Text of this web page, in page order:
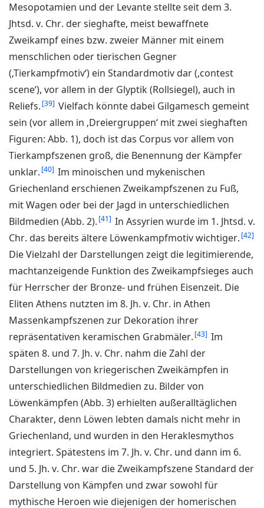
Mesopotamien und der Levante stellte seit dem 3.
Jhtsd. v. Chr. der sieghafte, meist bewaffnete
Zweikampf eines bzw. zweier Männer mit einem
menschlichen oder tierischen Gegner
(‚Tierkampfmotiv‘) ein Standardmotiv dar (‚contest
scene‘), vor allem in der Glyptik (Rollsiegel), auch in
Reliefs. 39 Vielfach könnte dabei Gilgamesch gemeint
sein (vor allem in ‚Dreiergruppen‘ mit zwei sieghaften
Figuren: Abb. 1), doch ist das Corpus vor allem von
Tierkampfszenen groß, die Benennung der Kämpfer
unklar. 40 Im minoischen und mykenischen
Griechenland erschienen Zweikampfszenen zu Fuß,
mit Wagen oder bei der Jagd in unterschiedlichen
Bildmedien (Abb. 2). 41
In Assyrien wurde im 1. Jhtsd. v.
Chr. das bereits ältere Löwenkampfmotiv wichtiger. 42
Die Vielzahl der Darstellungen zeigt die legitimierende,
machtanzeigende Funktion des Zweikampfsieges auch
für Herrscher der Bronze- und frühen Eisenzeit. Die
Eliten Athens nutzten im 8. Jh. v. Chr. in Athen
Massenkampfszenen zur Dekoration ihrer
repräsentativen keramischen Grabmäler. 43 Im
späten 8. und 7. Jh. v. Chr. nahm die Zahl der
Darstellungen von kriegerischen Zweikämpfen in
unterschiedlichen Bildmedien zu. Bilder von
Löwenkämpfen (Abb. 3) erhielten außeralltäglichen
Charakter, denn Löwen lebten damals nicht mehr in
Griechenland, und wurden in den Heraklesmythos
integriert. Spätestens im 7. Jh. v. Chr. und dann im 6.
und 5. Jh. v. Chr. war die Zweikampfszene Standard der
Darstellung von Kämpfen und zwar sowohl für
mythische Heroen wie diejenigen der homerischen